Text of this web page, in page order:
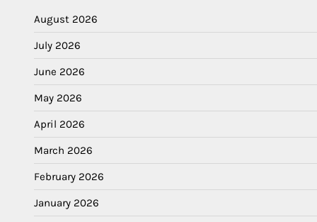
August 2026
July 2026
June 2026
May 2026
April 2026
March 2026
February 2026
January 2026